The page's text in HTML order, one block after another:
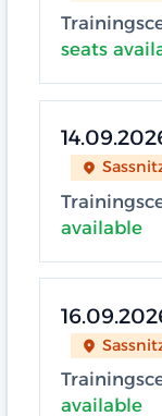
seats
available
available